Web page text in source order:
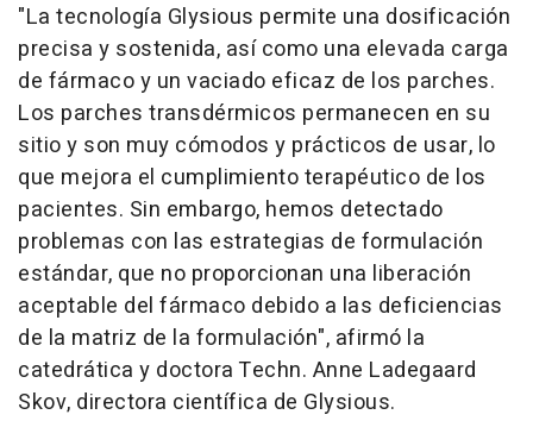
"La tecnología Glysious permite una dosificación
precisa y sostenida, así como una elevada carga
de fármaco y un vaciado eficaz de los parches.
Los parches transdérmicos permanecen en su
sitio y son muy cómodos y prácticos de usar, lo
que mejora el cumplimiento terapéutico de los
pacientes. Sin embargo, hemos detectado
problemas con las estrategias de formulación
estándar, que no proporcionan una liberación
aceptable del fármaco debido a las deficiencias
de la matriz de la formulación", afirmó la
catedrática y doctora Techn. Anne Ladegaard
Skov, directora científica de Glysious.